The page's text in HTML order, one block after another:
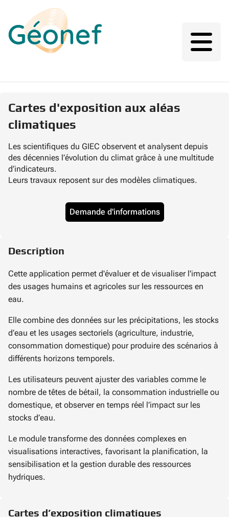
Cartes d'exposition aux aléas
climatiques
Les scientifiques du GIEC observent et analysent depuis
des décennies l’évolution du climat grâce à une multitude
d’indicateurs.
Leurs travaux reposent sur des modèles climatiques.
Demande d'informations
Description
Cette application permet d'évaluer et de visualiser l'impact
des usages humains et agricoles sur les ressources en
eau.
Elle combine des données sur les précipitations, les stocks
d’eau et les usages sectoriels (agriculture, industrie,
consommation domestique) pour produire des scénarios à
différents horizons temporels.
Les utilisateurs peuvent ajuster des variables comme le
nombre de têtes de bétail, la consommation industrielle ou
domestique, et observer en temps réel l’impact sur les
stocks d’eau.
Le module transforme des données complexes en
visualisations interactives, favorisant la planification, la
sensibilisation et la gestion durable des ressources
hydriques.
Cartes d’exposition climatiques